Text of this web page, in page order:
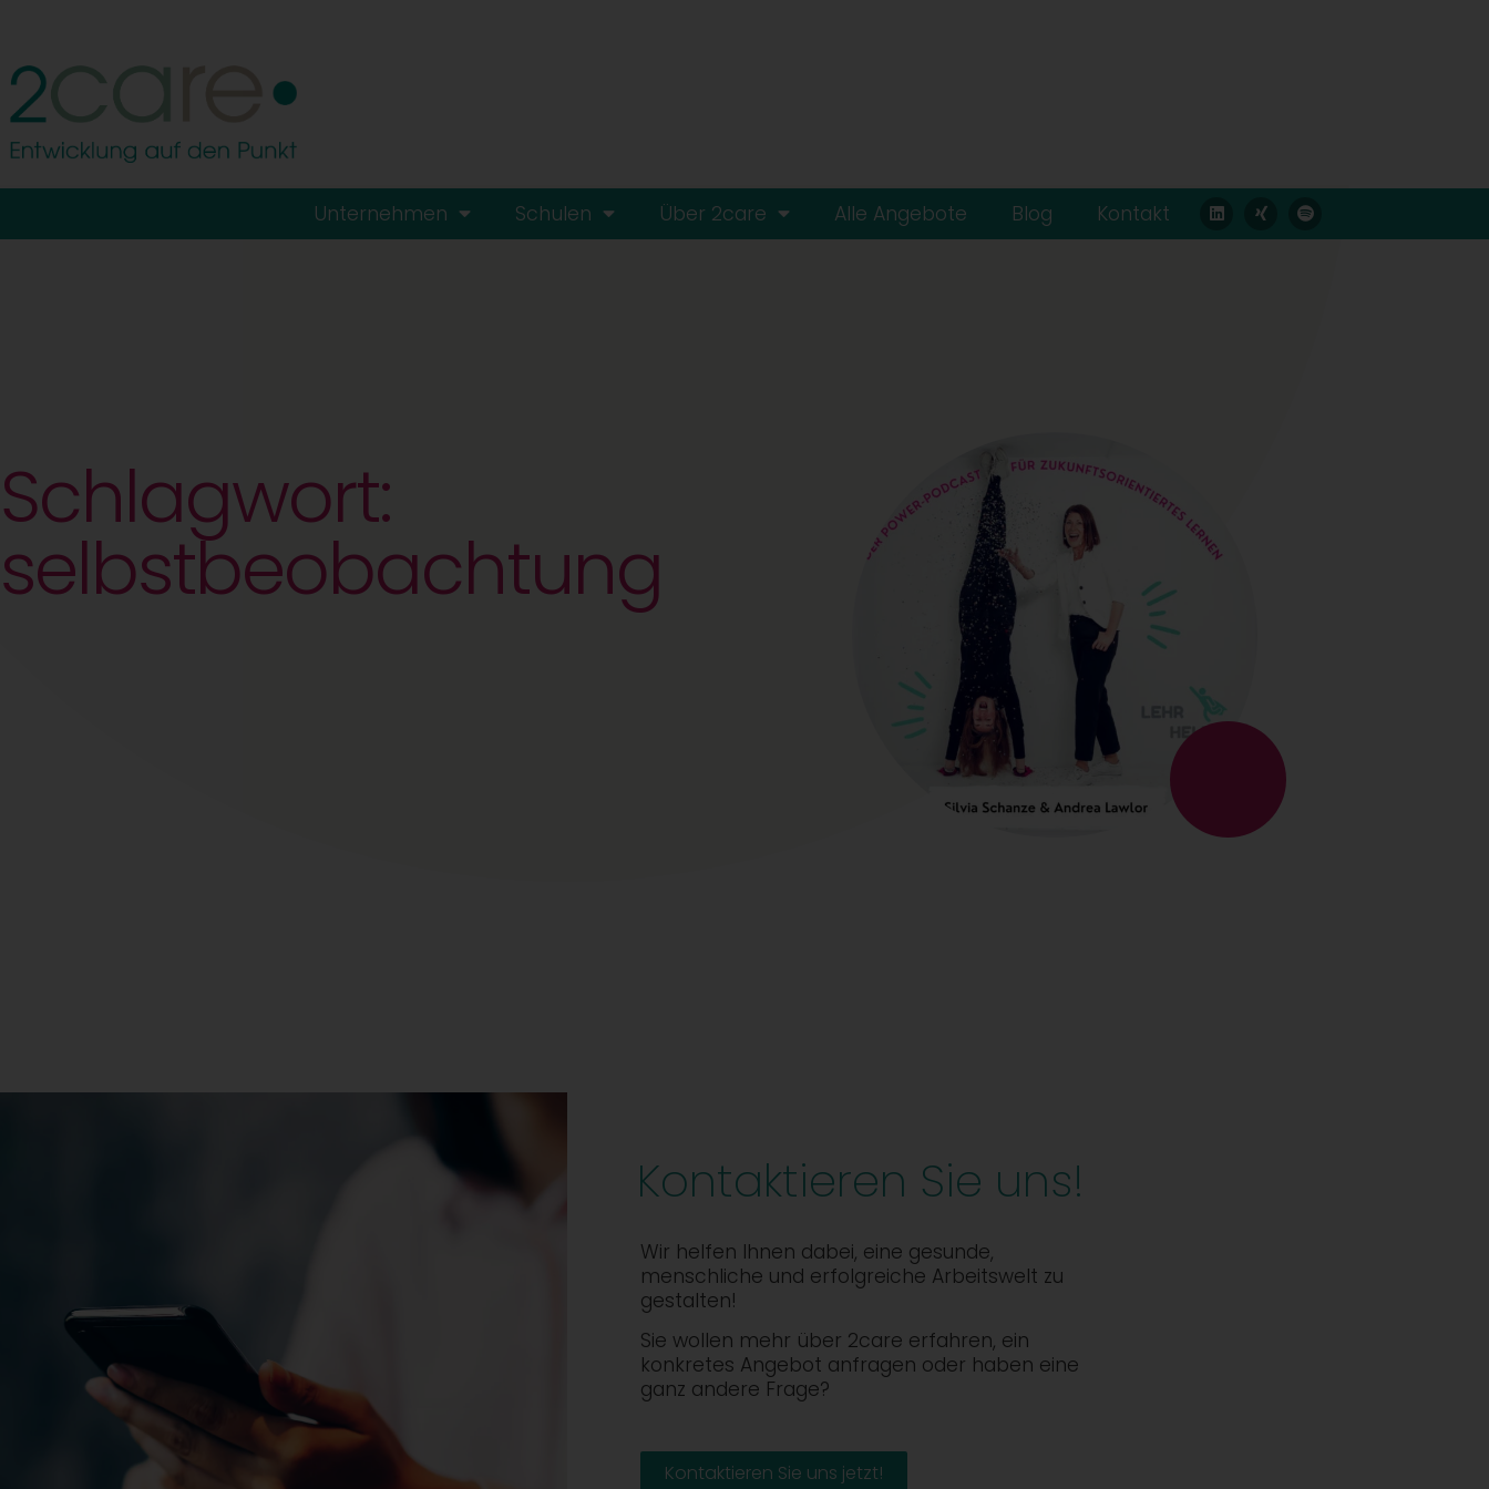
Unternehmen Schulen Über 2care Alle Angebote Blog Kontakt
Schlagwort:
selbstbeobachtung
Kontaktieren Sie uns!
Wir helfen Ihnen dabei, eine gesunde,
menschliche und erfolgreiche Arbeitswelt zu
gestalten!
Sie wollen mehr über 2care erfahren, ein
konkretes Angebot anfragen oder haben eine
ganz andere Frage?
Kontaktieren Sie uns jetzt!